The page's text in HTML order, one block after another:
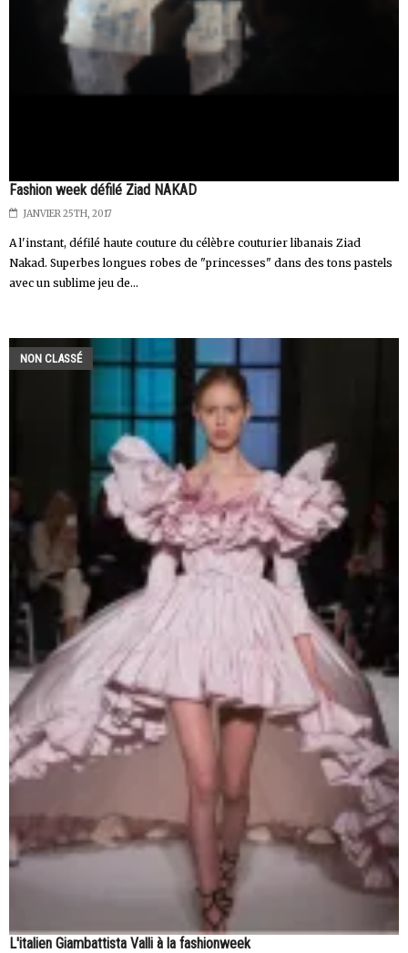
Fashion week défilé Ziad NAKAD
JANVIER 25TH, 2017
A l'instant, défilé haute couture du célèbre couturier libanais Ziad
Nakad. Superbes longues robes de "princesses" dans des tons pastels
avec un sublime jeu de...
NON CLASSÉ
L'italien Giambattista Valli à la fashionweek